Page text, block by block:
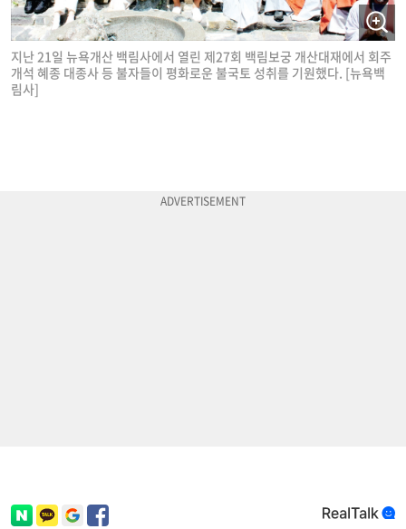
지난 21일 뉴욕개산 백림사에서 열린 제27회 백림보궁 개산대재에서 회주
개석 혜종 대종사 등 불자들이 평화로운 불국토 성취를 기원했다. [뉴욕백
림사]